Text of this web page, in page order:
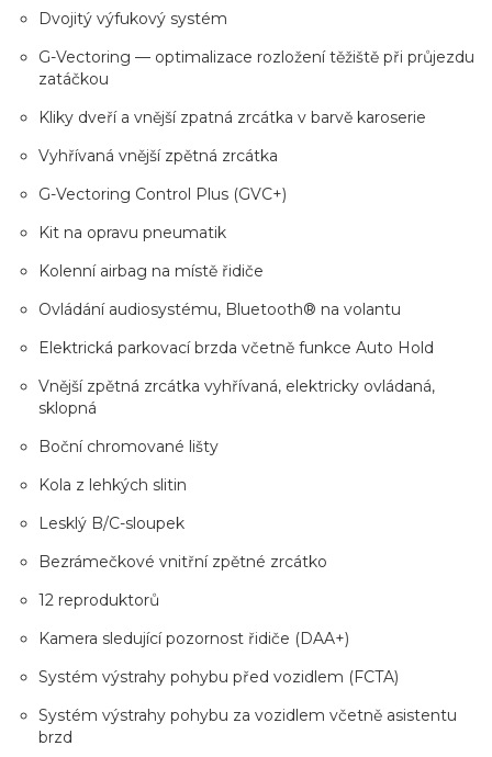
Dvojitý výfukový systém
G-Vectoring — optimalizace rozložení těžiště při průjezdu
zatáčkou
Kliky dveří a vnější zpatná zrcátka v barvě karoserie
Vyhřívaná vnější zpětná zrcátka
G-Vectoring Control Plus (GVC+)
Kit na opravu pneumatik
Kolenní airbag na místě řidiče
Ovládání audiosystému, Bluetooth® na volantu
Elektrická parkovací brzda včetně funkce Auto Hold
Vnější zpětná zrcátka vyhřívaná, elektricky ovládaná,
sklopná
Boční chromované lišty
Kola z lehkých slitin
Lesklý B/C-sloupek
Bezrámečkové vnitřní zpětné zrcátko
12 reproduktorů
Kamera sledující pozornost řidiče (DAA+)
Systém výstrahy pohybu před vozidlem (FCTA)
Systém výstrahy pohybu za vozidlem včetně asistentu
brzd